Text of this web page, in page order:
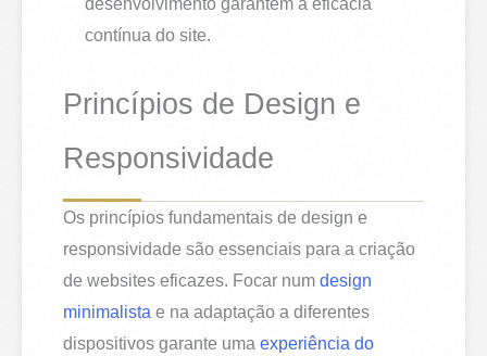
desenvolvimento garantem a eficácia
contínua do site.
Princípios de Design e
Responsividade
Os princípios fundamentais de design e
responsividade são essenciais para a criação
de websites eficazes. Focar numdesign
minimalista e na adaptação a diferentes
dispositivos garante umaexperiência do